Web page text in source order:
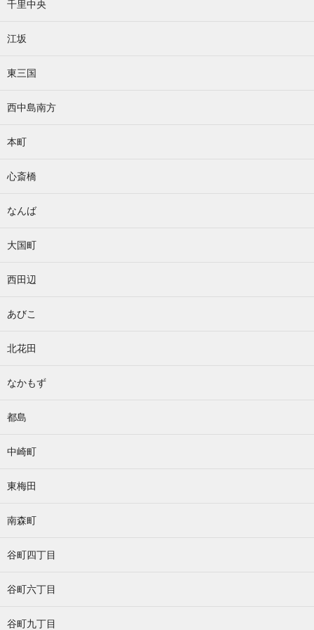
千里中央
江坂
東三国
西中島南方
本町
心斎橋
なんば
大国町
西田辺
あびこ
北花田
なかもず
都島
中崎町
東梅田
南森町
谷町四丁目
谷町六丁目
谷町九丁目